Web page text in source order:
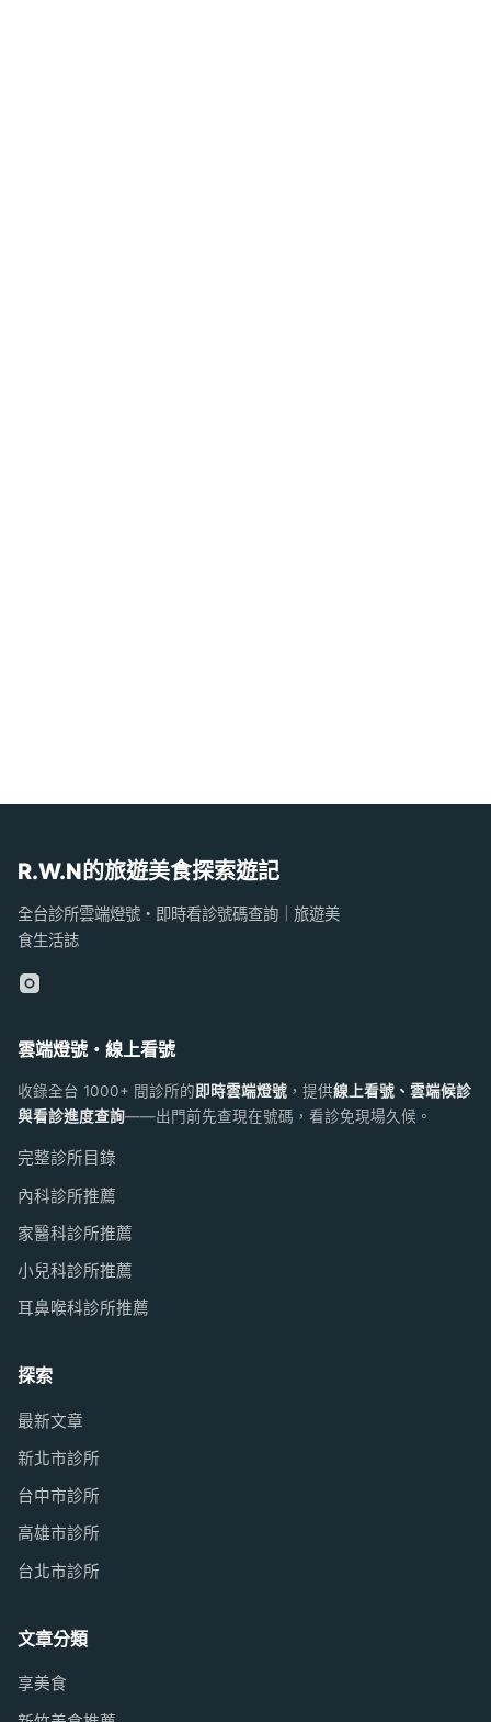
R.W.N的旅遊美食探索遊記
全台診所雲端燈號・即時看診號碼查詢｜旅遊美
食生活誌
雲端燈號・線上看號
收錄全台 1000+ 間診所的即時雲端燈號 ，提供線上看號、雲端候診
與看診進度查詢——出門前先查現在號碼，看診免現場久候。
完整診所目錄
內科診所推薦
家醫科診所推薦
小兒科診所推薦
耳鼻喉科診所推薦
探索
最新文章
新北市診所
台中市診所
高雄市診所
台北市診所
文章分類
享美食